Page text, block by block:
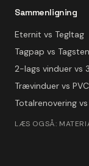
Sammenligning
Eternit vs Tegltag
Tagpap vs Tagsten
2-lags vinduer vs
Trævinduer vs
Totalrenovering
LÆS OGSÅ: